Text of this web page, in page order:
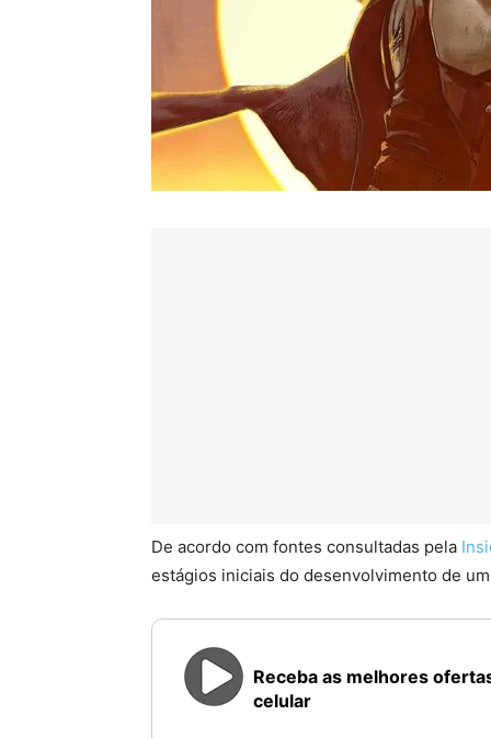
De acordo com fontes consultadas pela
estágios iniciais do desenvolvimento de
Receba as melhores
celular